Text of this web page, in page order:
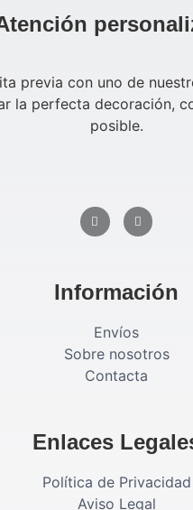
previa con uno de
la perfecta decoración,
posible.
Información
Envíos
Sobre nosotros
Contacta
Enlaces
Política de Privacidad
Aviso Legal